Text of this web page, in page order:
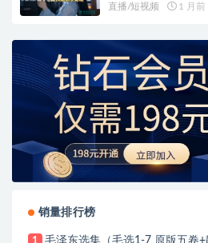
直播/短视频 1 月前
销量排行榜
毛泽东选集（毛选1-7 原版五卷